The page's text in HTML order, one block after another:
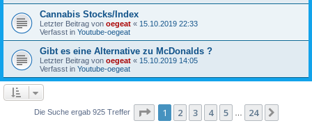
Cannabis Stocks/Index
Letzter Beitrag von oegeat « 15.10.2019 22:33
Verfasst in Youtube-oegeat
Gibt es eine Alternative zu McDonalds ?
Letzter Beitrag von oegeat « 15.10.2019 14:05
Verfasst in Youtube-oegeat
Die Suche ergab 925 Treffer Seite 1von 24
1 2 3 4 5 24